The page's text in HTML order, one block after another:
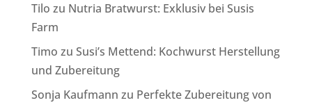
Tilo zu Nutria Bratwurst: Exklusiv bei Susis
Farm
Timo zu Susi’s Mettend: Kochwurst Herstellung
und Zubereitung
Sonja Kaufmann zu Perfekte Zubereitung von